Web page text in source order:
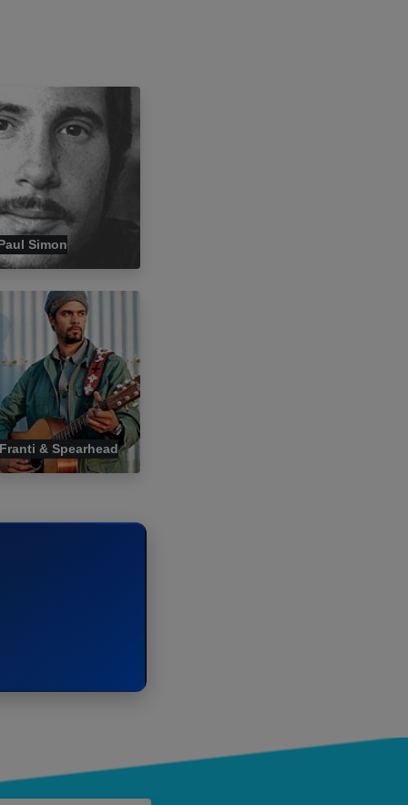
Simon
& Spearhead